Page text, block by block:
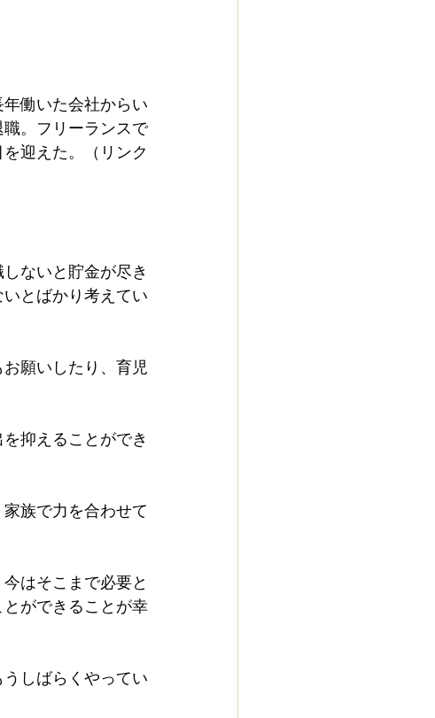
働いた会社からい
。フリーランスで
迎えた。（リンク
ないと貯金が尽き
とばかり考えてい
願いしたり、育児
抑えることができ
族で力を合わせて
はそこまで必要と
ができることが幸
しばらくやってい